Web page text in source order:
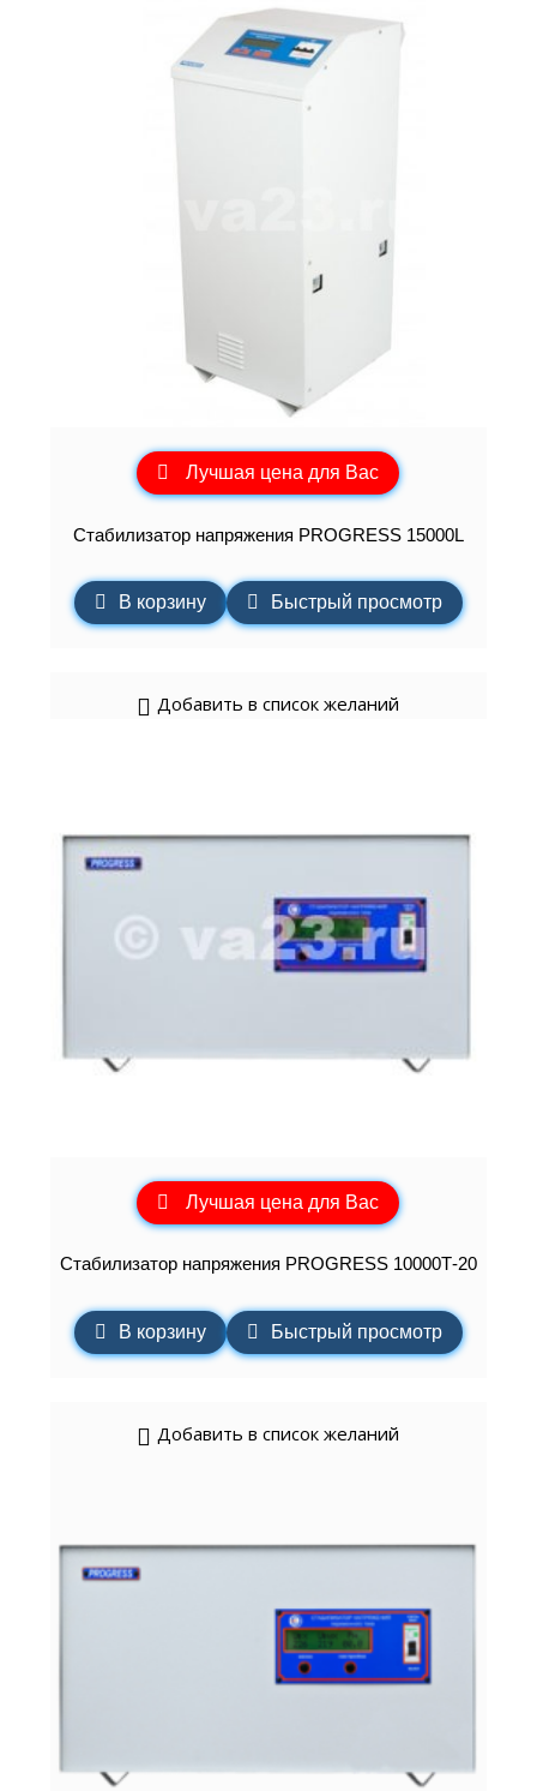
Лучшая цена для Вас
Стабилизатор напряжения PROGRESS 15000L
В корзину Быстрый просмотр
Добавить в список желаний
Лучшая цена для Вас
Стабилизатор напряжения PROGRESS 10000Т-20
В корзину Быстрый просмотр
Добавить в список желаний